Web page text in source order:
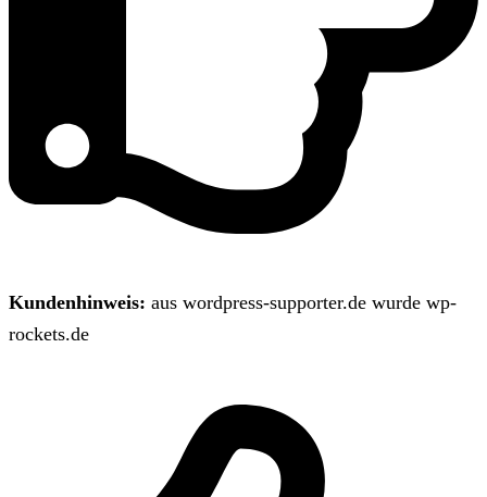
Kundenhinweis: aus wordpress-supporter.de wurde wp-
rockets.de